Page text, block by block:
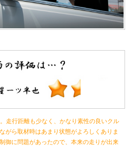
走行距離も少なく、かなり素性の良いクル
がら取材時はあまり状態がよろしくありま
御に問題があったので、本来の走りが出来